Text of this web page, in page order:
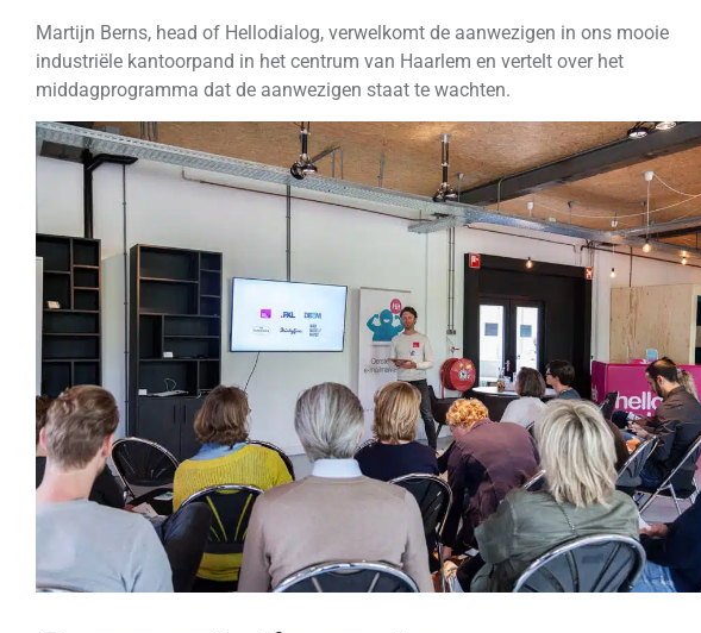
Martijn Berns, head of Hellodialog, verwelkomt de aanwezigen in ons mooie
industriële kantoorpand in het centrum van Haarlem en vertelt over het
middagprogramma dat de aanwezigen staat te wachten.